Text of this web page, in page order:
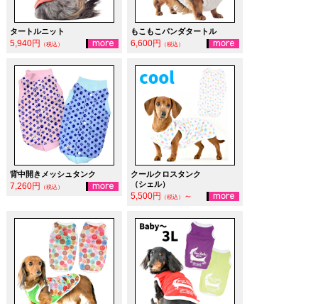
タートルニット
5,940円 （税込）
もこもこパンダタートル
6,600円 （税込）
背中開きメッシュタンク
7,260円 （税込）
クールクロスタンク
（シェル）
5,500円 （税込） ～